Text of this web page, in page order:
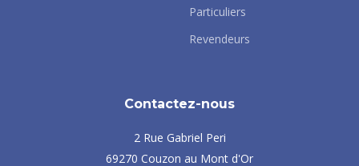
Particuliers
Revendeurs
Contactez-nous
2 Rue Gabriel Peri
69270 Couzon au Mont d'Or